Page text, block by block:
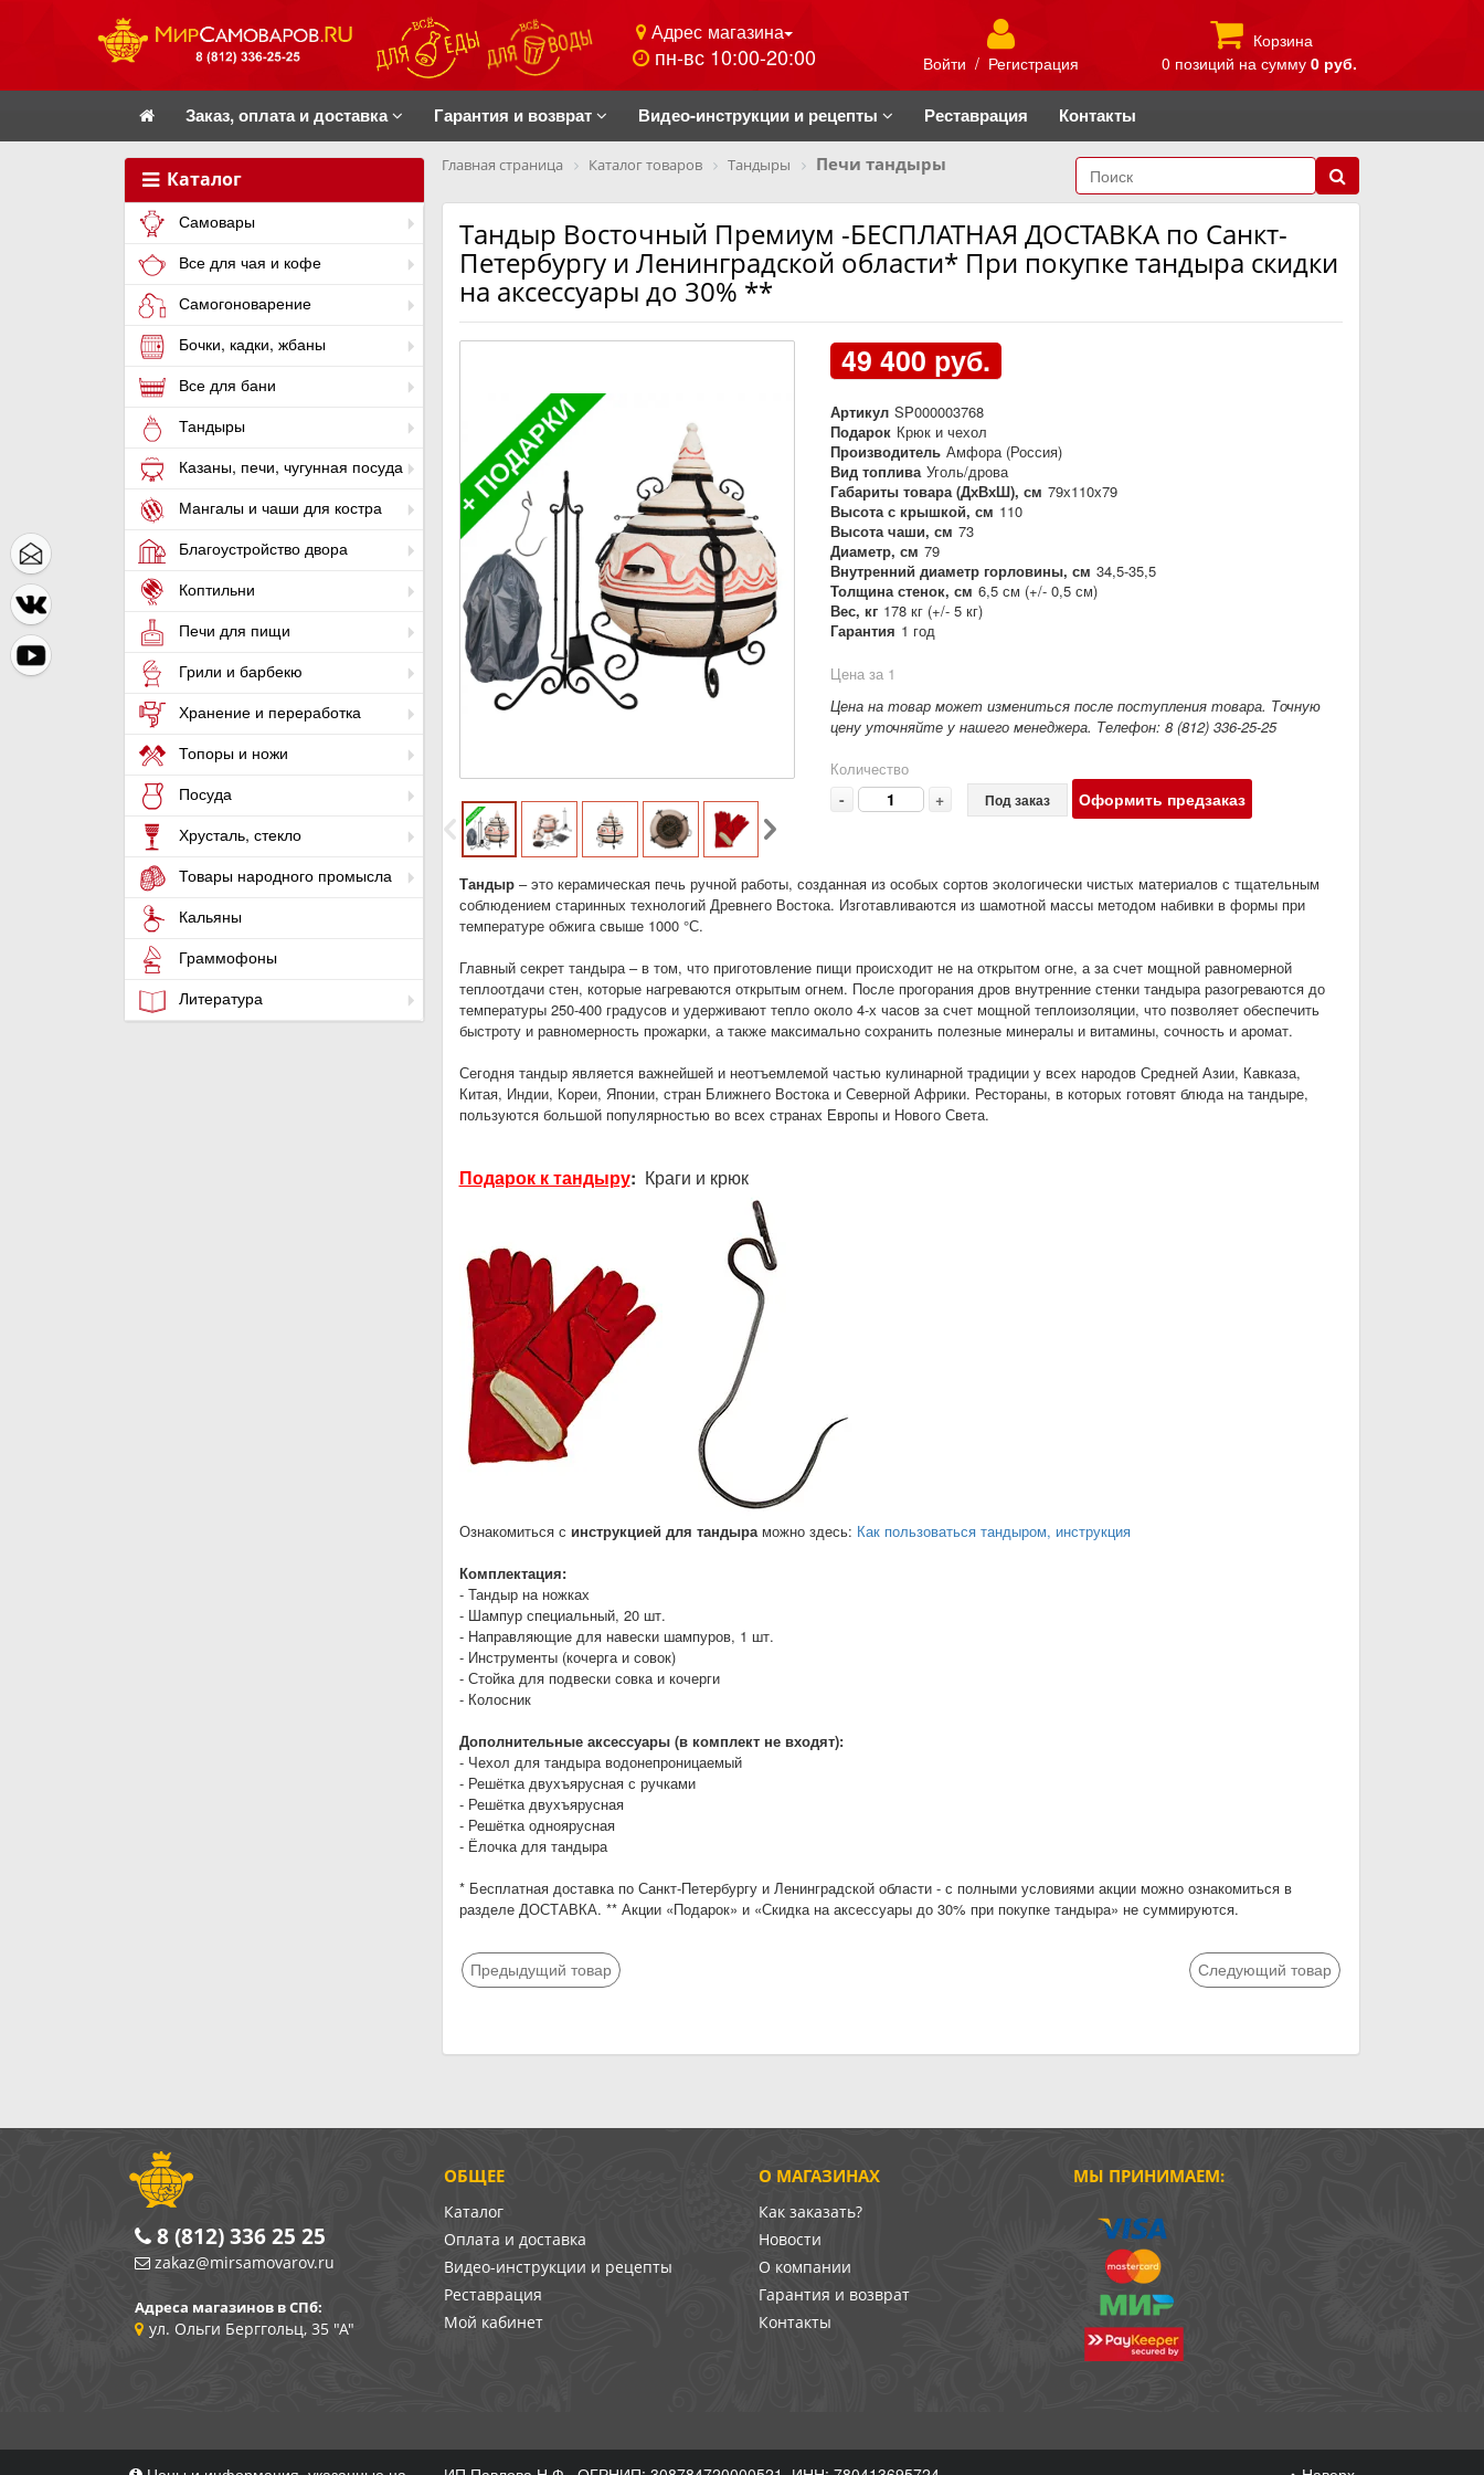
Адрес магазина
пн-вс 10:00-20:00 Войти / Регистрация
Корзина
0 позиций на сумму 0 руб.
Заказ, оплата и доставка Гарантия и возврат Видео-инструкции и рецепты Реставрация Контакты
Каталог
Самовары
Все для чая и кофе
Самогоноварение
Бочки, кадки, жбаны
Все для бани
Тандыры
Казаны, печи, чугунная посуда
Мангалы и чаши для костра
Благоустройство двора
Коптильни
Печи для пищи
Грили и барбекю
Хранение и переработка
Топоры и ножи
Посуда
Хрусталь, стекло
Товары народного промысла
Кальяны
Граммофоны
Литература
Главная страница Каталог товаров Тандыры Печи тандыры
Тандыр Восточный Премиум -БЕСПЛАТНАЯ ДОСТАВКА по Санкт-
Петербургу и Ленинградской области* При покупке тандыра скидки
на аксессуары до 30% **
49 400 руб.
Артикул SP000003768
Подарок Крюк и чехол
Производитель Амфора (Россия)
Вид топлива Уголь/дрова
Габариты товара (ДхВхШ), см 79х110х79
Высота с крышкой, см 110
Высота чаши, см 73
Диаметр, см 79
Внутренний диаметр горловины, см 34,5-35,5
Толщина стенок, см 6,5 см (+/- 0,5 см)
Вес, кг 178 кг (+/- 5 кг)
Гарантия 1 год
Цена за 1
Цена на товар может измениться после поступления товара. Точную
цену уточняйте у нашего менеджера. Телефон: 8 (812) 336-25-25
Количество
- + Под заказ Оформить предзаказ
Тандыр– это керамическая печь ручной работы, созданная из особых сортов экологически чистых материалов с тщательным
соблюдением старинных технологий Древнего Востока. Изготавливаются из шамотной массы методом набивки в формы при
температуре обжига свыше 1000 °С.
Главный секрет тандыра – в том, что приготовление пищи происходит не на открытом огне, а за счет мощной равномерной
теплоотдачи стен, которые нагреваются открытым огнем. После прогорания дров внутренние стенки тандыра разогреваются до
температуры 250-400 градусов и удерживают тепло около 4-х часов за счет мощной теплоизоляции, что позволяет обеспечить
быстроту и равномерность прожарки, а также максимально сохранить полезные минералы и витамины, сочность и аромат.
Сегодня тандыр является важнейшей и неотъемлемой частью кулинарной традиции у всех народов Средней Азии, Кавказа,
Китая, Индии, Кореи, Японии, стран Ближнего Востока и Северной Африки. Рестораны, в которых готовят блюда на тандыре,
пользуются большой популярностью во всех странах Европы и Нового Света.
Подарок к тандыру: Краги и крюк
Ознакомиться с инструкцией для тандыраможно здесь: Как пользоваться тандыром, инструкция
Комплектация:
- Тандыр на ножках
- Шампур специальный, 20 шт.
- Направляющие для навески шампуров, 1 шт.
- Инструменты (кочерга и совок)
- Стойка для подвески совка и кочерги
- Колосник
Дополнительные аксессуары (в комплект не входят):
- Чехол для тандыра водонепроницаемый
- Решётка двухъярусная с ручками
- Решётка двухъярусная
- Решётка одноярусная
- Ёлочка для тандыра
* Бесплатная доставка по Санкт-Петербургу и Ленинградской области - с полными условиями акции можно ознакомиться в
разделе ДОСТАВКА. ** Акции «Подарок» и «Скидка на аксессуары до 30% при покупке тандыра» не суммируются.
Предыдущий товар Следующий товар
О МАГАЗИНАХ
Как заказать?
Новости
О компании
Гарантия и возврат
Контакты
ОБЩЕЕ
Каталог
Оплата и доставка
Видео-инструкции и рецепты
Реставрация
Мой кабинет
МЫ ПРИНИМАЕМ:
8 (812) 336 25 25
zakaz@mirsamovarov.ru
Адреса магазинов в СПб:
ул. Ольги Берггольц, 35 "А"